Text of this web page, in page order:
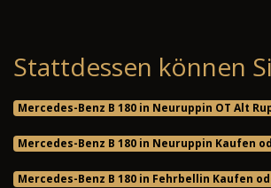
Stattdessen können
Mercedes-Benz B 180 in Neuruppin OT Alt
Mercedes-Benz B 180 in Neuruppin Kaufen
Mercedes-Benz B 180 in Fehrbellin Kaufen